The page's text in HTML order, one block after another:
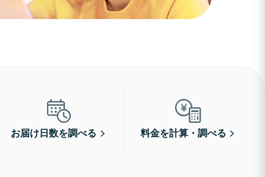
お届け日数を調べる 料金を計算・調べる